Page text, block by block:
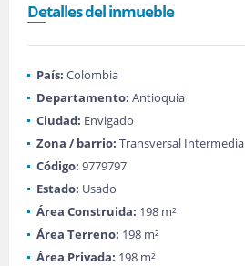
Detalles del inmueble
País: Colombia
Departamento: Antioquia
Ciudad: Envigado
Zona / barrio: Transversal Intermedia
Código: 9779797
Estado: Usado
Área Construida: 198 m²
Área Terreno: 198 m²
Área Privada: 198 m²